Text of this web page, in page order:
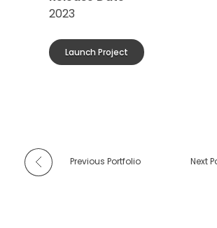
2023
Launch Project
Previous Portfolio Next